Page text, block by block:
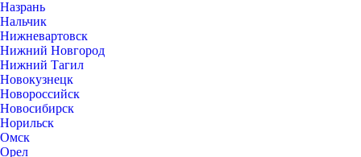
Назрань
Нальчик
Нижневартовск
Нижний Новгород
Нижний Тагил
Новокузнецк
Новороссийск
Новосибирск
Норильск
Омск
Орел